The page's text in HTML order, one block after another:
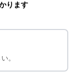
ります
。